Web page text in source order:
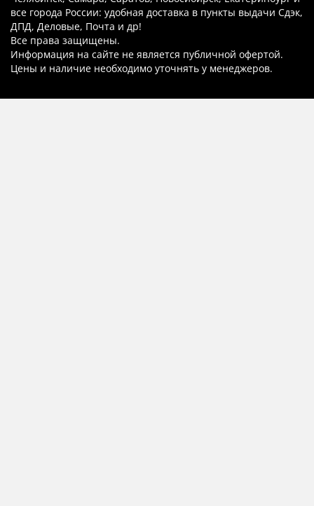
все города России: удобная доставка в пункты выдачи Сдэк,
ДПД, Деловые, Почта и др!
Все права защищены.
Информация на сайте не является публичной офертой.
Цены и наличие необходимо уточнять у менеджеров.